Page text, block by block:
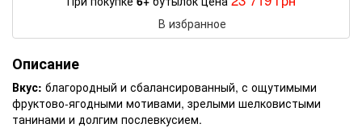
В избранное
Описание
Вкус: благородный и сбалансированный, с ощутимыми
фруктово-ягодными мотивами, зрелыми шелковистыми
танинами и долгим послевкусием.